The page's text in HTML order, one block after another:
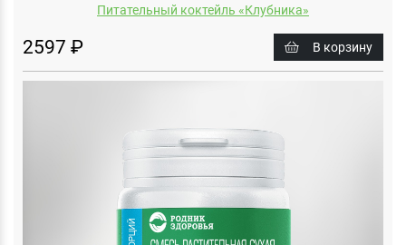
Питательный коктейль «Клубника»
2597 ₽ В корзину